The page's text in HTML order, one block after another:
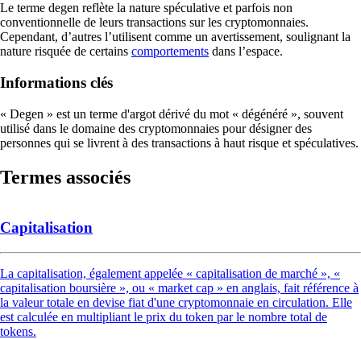
Le terme degen reflète la nature spéculative et parfois non
conventionnelle de leurs transactions sur les cryptomonnaies.
Cependant, d’autres l’utilisent comme un avertissement, soulignant la
nature risquée de certains comportements dans l’espace.
Informations clés
« Degen » est un terme d'argot dérivé du mot « dégénéré », souvent
utilisé dans le domaine des cryptomonnaies pour désigner des
personnes qui se livrent à des transactions à haut risque et spéculatives.
Termes associés
Capitalisation
La capitalisation, également appelée « capitalisation de marché », «
capitalisation boursière », ou « market cap » en anglais, fait référence à
la valeur totale en devise fiat d'une cryptomonnaie en circulation. Elle
est calculée en multipliant le prix du token par le nombre total de
tokens.